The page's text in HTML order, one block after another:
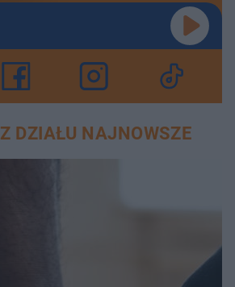
DZIAŁU NAJNOWSZE